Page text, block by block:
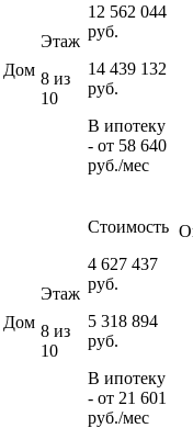
Дом
Этаж
8 из
10
12 562 044
руб.
14 439 132
руб.
В ипотеку
- от 58 640
руб./мес
Дом
Этаж
8 из
10
Стоимость
4 627 437
руб.
5 318 894
руб.
В ипотеку
- от 21 601
руб./мес